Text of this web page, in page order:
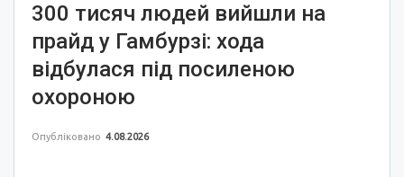
300 тисяч людей вийшли на
прайд у Гамбурзі: хода
відбулася під посиленою
охороною
Опубліковано 4.08.2026